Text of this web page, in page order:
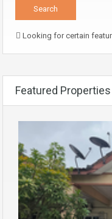
Looking for certain
Featured Properties